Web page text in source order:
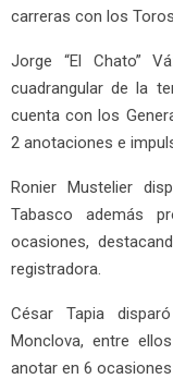
carreras con los
Jorge “El Chato”
cuadrangular de la
cuenta con los
2 anotaciones e
Ronier Mustelier
Tabasco además
ocasiones,
registradora.
César Tapia
Monclova, entre
anotar en 6